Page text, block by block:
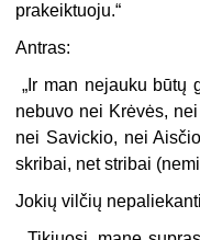
prakeiktuoju.“
Antras:
„Ir man nejauku būtų
nebuvo nei Krėvės,
nei Savickio, nei
skribai, net stribai
Jokių vilčių